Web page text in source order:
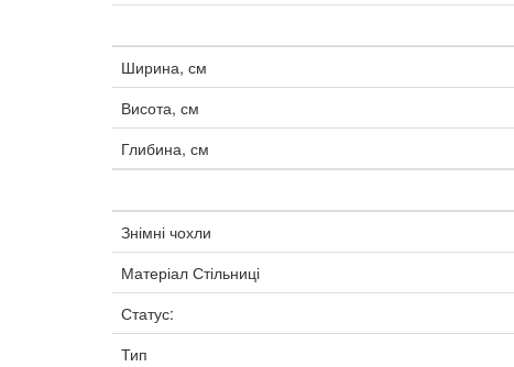
Ширина, см
Висота, см
Глибина, см
Знімні чохли
Матеріал Стільниці
Статус:
Тип